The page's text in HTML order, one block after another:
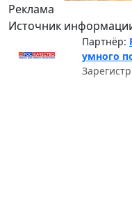
Реклама
Источник
Партнёр:
умного